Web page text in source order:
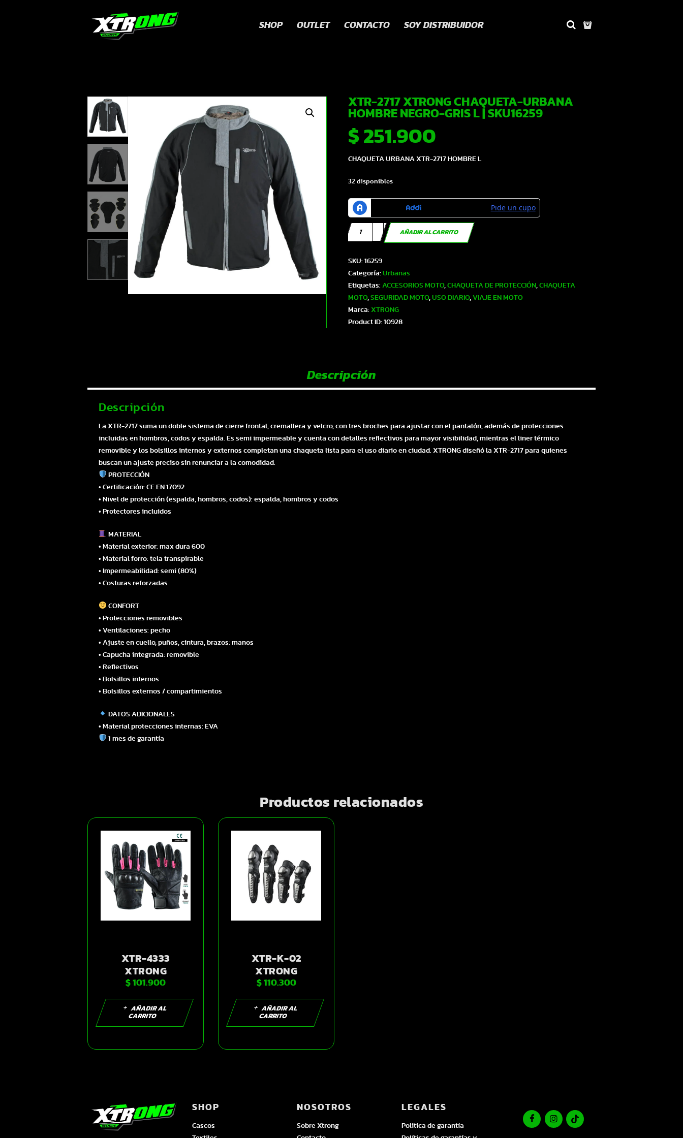
SHOP OUTLET CONTACTO SOY DISTRIBUIDOR
XTR-2717 XTRONG CHAQUETA-URBANA
HOMBRE NEGRO-GRIS L | SKU16259
$ 251.900
CHAQUETA URBANA XTR-2717 HOMBRE L
32 disponibles
XTR-
2717
CHAQUETA-
URBANA
HOMBRE
NEGRO-
GRIS
L
AÑADIR AL CARRITO
SKU: 16259
Categoría: Urbanas
Etiquetas: ACCESORIOS MOTO, CHAQUETA DE PROTECCIÓN, CHAQUETA
MOTO, SEGURIDAD MOTO, USO DIARIO, VIAJE EN MOTO
Marca: XTRONG
Product ID: 10928
Descripción
Descripción
La XTR-2717 suma un doble sistema de cierre frontal, cremallera y velcro, con tres broches para ajustar con el pantalón, además de protecciones
incluidas en hombros, codos y espalda. Es semi impermeable y cuenta con detalles reflectivos para mayor visibilidad, mientras el liner térmico
removible y los bolsillos internos y externos completan una chaqueta lista para el uso diario en ciudad. XTRONG diseñó la XTR-2717 para quienes
buscan un ajuste preciso sin renunciar a la comodidad.
PROTECCIÓN
• Certificación: CE EN 17092
• Nivel de protección (espalda, hombros, codos): espalda, hombros y codos
• Protectores incluidos
MATERIAL
• Material exterior: max dura 600
• Material forro: tela transpirable
• Impermeabilidad: semi (80%)
• Costuras reforzadas
CONFORT
• Protecciones removibles
• Ventilaciones: pecho
• Ajuste en cuello, puños, cintura, brazos: manos
• Capucha integrada: removible
• Reflectivos
• Bolsillos internos
• Bolsillos externos / compartimientos
DATOS ADICIONALES
• Material protecciones internas: EVA
1 mes de garantía
Productos relacionados
XTR-4333
XTRONG
GUANTES DAMA
NEGRO-ROSADO
M | SKU14268
$ 101.900
AÑADIR AL
CARRITO
XTR-K-02
XTRONG
RODILLERAS
NEGRO | SKU17270
$110.300
AÑADIR AL
CARRITO
SHOP
Cascos
NOSOTROS
Sobre Xtrong
LEGALES
Politica de garantía